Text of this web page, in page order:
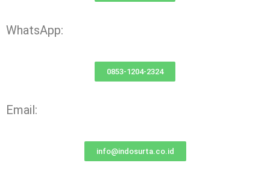
WhatsApp:
0853-1204-2324
Email:
info@indosurta.co.id